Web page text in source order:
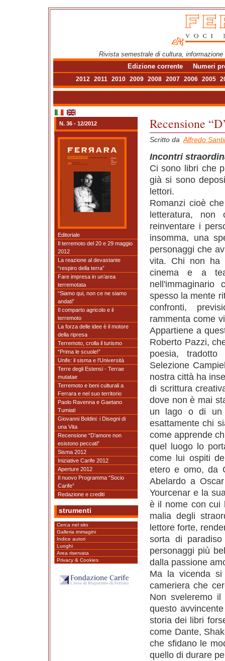
Rivista semestrale di cultura,
Edizione corrente
Numeri
2012 2011 2010 2009 2008 2007 2006 2005
N. 36 - 12/2012
Editoriale
Il terremoto del 20 e 29 maggio
2012
La reazione al devastante
“respiro della terra”
Fare impresa in un’area
terremotata
“Siamo qui, non ce ne siamo
andati”
Il comparto agricolo e il
terremoto
La forza delle idee è il motore
della ripresa
Terremoto, crolla il turismo
“Prima le scuole!”
Unife: il sisma e l’Università
Terre degli Estensi - Terrae
mutatae
Terremoto e beni culturali a
Ferrara e nel suo territorio
Paolo Ravenna e Gaetano
Tumiati
Giovanni Boldini: i Disegni di
una Vita
Recensione “D’amore non
esistono peccati”
Sisma 2012
Iniziative Carife 2012
Aperture 2012
Il nuovo Programma “Socio
Carife”
Redazione e crediti
strumenti
Cerca nel sito
Galleria immagini
Indice autori
Luoghi
Area riservata
Privacy & Cookies
Recensione
Scritto daAlfredo
Incontri
Ci sono libri che
già si sono
lettori.
Romanzi cioè
letteratura, non
reinventare i
insomma, una
personaggi che
vita. Chi non ha
cinema e a
nell'immaginario
spesso la mente
confronti,
rammenta come
Appartiene a
Roberto Pazzi,
poesia, tradotto
Selezione
nostra città ha
di scrittura
dove non è mai
un lago o di un
esattamente chi
come apprende
quel luogo lo
come lui ospiti
etero e omo, da
Abelardo a
Yourcenar e la
è il nome con cui
malia degli
lettore forte,
sorta di
personaggi più
dalla passione
Ma la vicenda si
cameriera che
Non sveleremo
questo
storia dei libri
come Dante,
che sfidano le
quello di durare